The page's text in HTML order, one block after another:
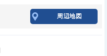
周辺地図